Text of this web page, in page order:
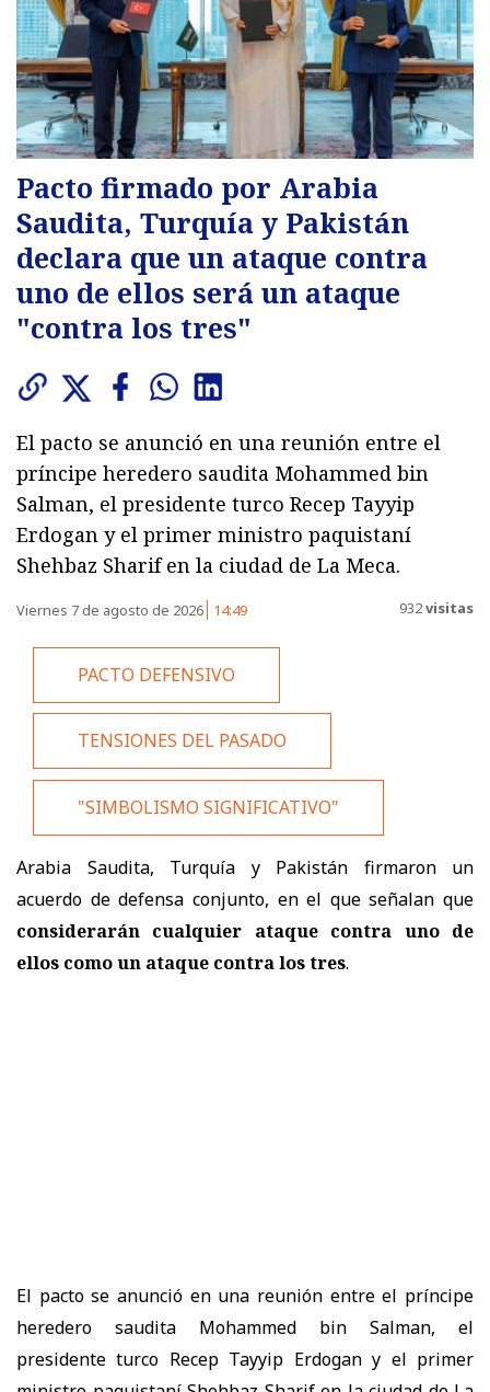
Pacto firmado por Arabia
Saudita, Turquía y Pakistán
declara que un ataque contra
uno de ellos será un ataque
"contra los tres"
El pacto se anunció en una reunión entre el
príncipe heredero saudita Mohammed bin
Salman, el presidente turco Recep Tayyip
Erdogan y el primer ministro paquistaní
Shehbaz Sharif en la ciudad de La Meca.
Viernes 7 de agosto de 2026 14:49 932visitas
PACTO DEFENSIVO
TENSIONES DEL PASADO
"SIMBOLISMO SIGNIFICATIVO"
Arabia Saudita, Turquía y Pakistán firmaron un
acuerdo de defensa conjunto, en el que señalan que
considerarán cualquier ataque contra uno de
ellos como un ataque contra los tres.
El pacto se anunció en una reunión entre el príncipe
heredero saudita Mohammed bin Salman, el
presidente turco Recep Tayyip Erdogan y el primer